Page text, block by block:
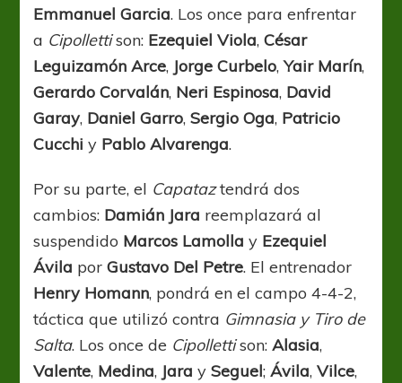
Emmanuel Garcia. Los once para enfrentar
a Cipollettison: Ezequiel Viola,César
Leguizamón Arce, Jorge Curbelo,Yair Marín,
Gerardo Corvalán, Neri Espinosa, David
Garay, Daniel Garro,Sergio Oga, Patricio
Cucchi y Pablo Alvarenga.
Por su parte, el Capataztendrá dos
cambios: Damián Jara reemplazará al
suspendido Marcos Lamolla y Ezequiel
Ávila porGustavo Del Petre. El entrenador
Henry Homann, pondrá en el campo 4-4-2,
táctica que utilizó contra Gimnasia y Tiro de
Salta. Los once de Cipollettison:Alasia,
Valente, Medina, Jara ySeguel;Ávila,Vilce,